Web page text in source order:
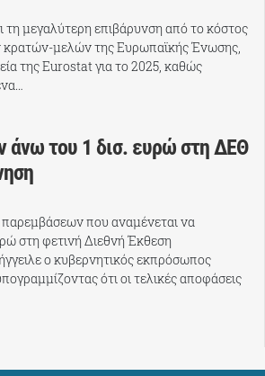
μεγαλύτερη επιβάρυνση από το κόστος
κρατών-μελών της Ευρωπαϊκής Ένωσης,
της Eurostat για το 2025, καθώς
άνω του 1 δισ. ευρώ στη ΔΕΘ
που αναμένεται να
στη φετινή Διεθνή Έκθεση
ο κυβερνητικός εκπρόσωπος
ότι οι τελικές αποφάσεις